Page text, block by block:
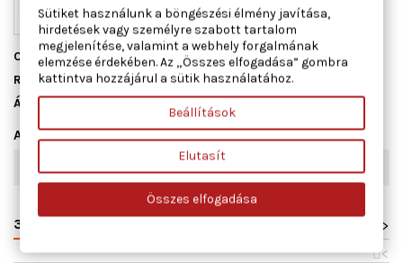
Cikkszám 17-0716
Raktáron1 db
ÁllapotÚj
Adatlap
31 HASONLÓ TERMÉKEK UGYANAZON KATEGÓRIÁBAN:
>
<
Sütiket használunk a böngészési élmény javítása,
hirdetések vagy személyre szabott tartalom
megjelenítése, valamint a webhely forgalmának
elemzése érdekében. Az „Összes elfogadása” gombra
kattintva hozzájárul a sütik használatához.
Beállítások
Elutasít
Összes elfogadása